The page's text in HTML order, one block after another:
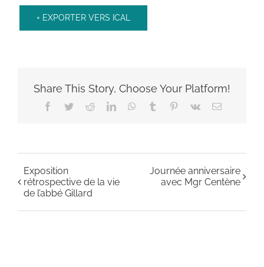
+ EXPORTER VERS ICAL
Share This Story, Choose Your Platform!
Facebook
TwitterRedditLinkedInWhatsApp
Tumblr Pinterest
Vk Email
Exposition
rétrospective de la vie
de l’abbé Gillard
Journée anniversaire
avec Mgr Centène